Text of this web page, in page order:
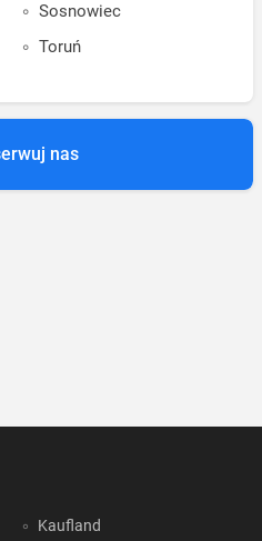
Sosnowiec
Toruń
nas
Kaufland